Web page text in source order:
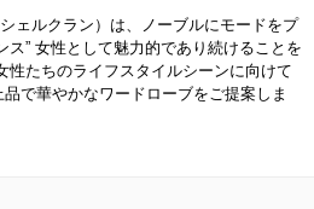
スーツ
ス
ク
ェルクラン）は、ノーブルにモードをプ
ス” 女性として魅力的であり続けることを
性たちのライフスタイルシーンに向けて
で華やかなワードローブをご提案しま